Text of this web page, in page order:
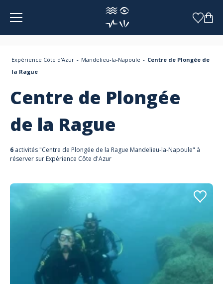
Panneau de gestion des cookies
Expérience Côte d'Azur Mandelieu-la-Napoule
Centre de Plongée de
la Rague
Centre de Plongée
de la Rague
6 activités "Centre de Plongée de la Rague Mandelieu-la-Napoule" à
réserver sur Expérience Côte d'Azur